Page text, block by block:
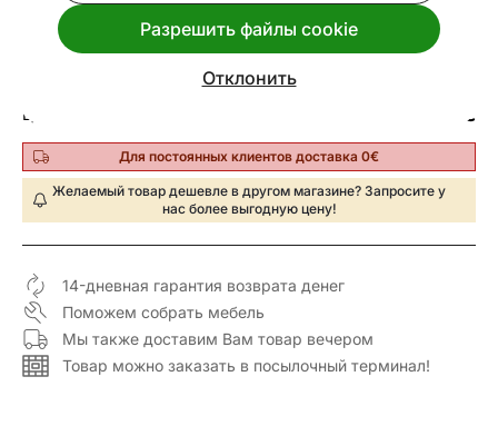
Разрешить файлы cookie
Отклонить
Код 194533
Срок доставки между 19.08 - 26.08
Цена €
Для постоянных клиентов доставка 0€
Желаемый товар дешевле в другом магазине? Запросите у
нас более выгодную цену!
14-дневная гарантия возврата денег
Поможем собрать мебель
Мы также доставим Вам товар вечером
Товар можно заказать в посылочный терминал!